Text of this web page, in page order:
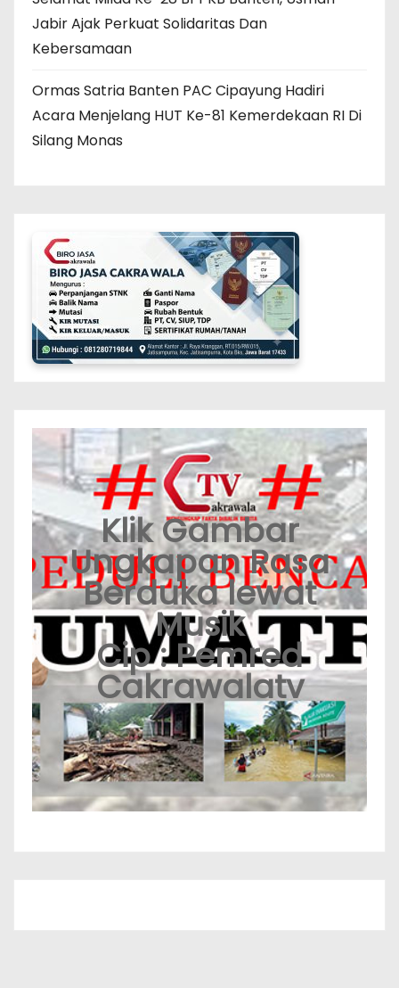
Jabir Ajak Perkuat Solidaritas Dan
Kebersamaan
Ormas Satria Banten PAC Cipayung Hadiri
Acara Menjelang HUT Ke-81 Kemerdekaan RI Di
Silang Monas
Klik Gambar
Ungkapan Rasa
Berduka lewat
Musik
Cip : Pemred
Cakrawalatv